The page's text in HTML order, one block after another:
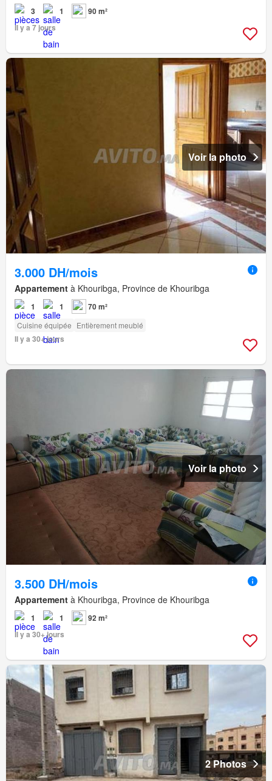
3 1
90 m²
Il y a 7 jours
Voir la photo
3.000 DH/mois
Appartement à Khouribga, Province de Khouribga
1 1 70 m²
Cuisine équipée Entièrement meublé
Il y a 30+ jours
Voir la photo
3.500 DH/mois
Appartement à Khouribga, Province de Khouribga
1 1
92 m²
Il y a 30+ jours
2 Photos